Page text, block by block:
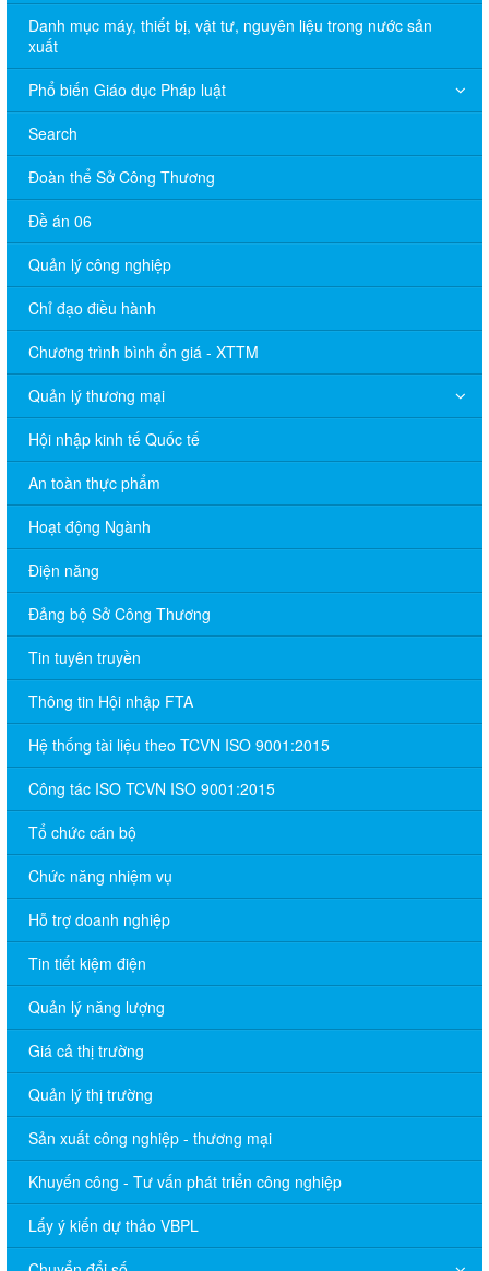
Danh mục máy, thiết bị, vật tư, nguyên liệu trong nước sản
xuất
Phổ biến Giáo dục Pháp luật
Search
Đoàn thể Sở Công Thương
Đề án 06
Quản lý công nghiệp
Chỉ đạo điều hành
Chương trình bình ổn giá - XTTM
Quản lý thương mại
Hội nhập kinh tế Quốc tế
An toàn thực phẩm
Hoạt động Ngành
Điện năng
Đảng bộ Sở Công Thương
Tin tuyên truyền
Thông tin Hội nhập FTA
Hệ thống tài liệu theo TCVN ISO 9001:2015
Công tác ISO TCVN ISO 9001:2015
Tổ chức cán bộ
Chức năng nhiệm vụ
Hỗ trợ doanh nghiệp
Tin tiết kiệm điện
Quản lý năng lượng
Giá cả thị trường
Quản lý thị trường
Sản xuất công nghiệp - thương mại
Khuyến công - Tư vấn phát triển công nghiệp
Lấy ý kiến dự thảo VBPL